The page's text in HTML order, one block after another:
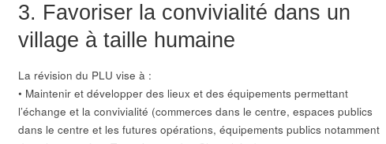
3. Favoriser la convivialité dans un
village à taille humaine
La révision du PLU vise à :
• Maintenir et développer des lieux et des équipements permettant
l’échange et la convivialité (commerces dans le centre, espaces publics
dans le centre et les futures opérations, équipements publics notamment